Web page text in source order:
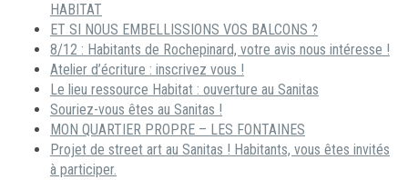
HABITAT
ET SI NOUS EMBELLISSIONS VOS BALCONS ?
8/12 : Habitants de Rochepinard, votre avis nous intéresse !
Atelier d’écriture : inscrivez vous !
Le lieu ressource Habitat : ouverture au Sanitas
Souriez-vous êtes au Sanitas !
MON QUARTIER PROPRE – LES FONTAINES
Projet de street art au Sanitas ! Habitants, vous êtes invités
à participer.